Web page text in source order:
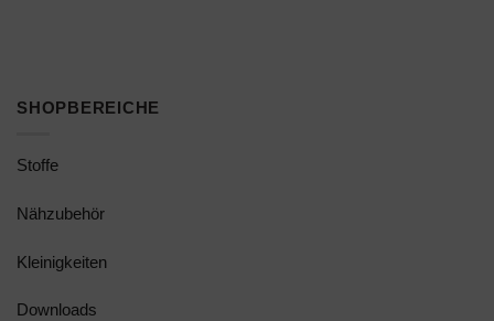
SHOPBEREICHE
Stoffe
Nähzubehör
Kleinigkeiten
Downloads